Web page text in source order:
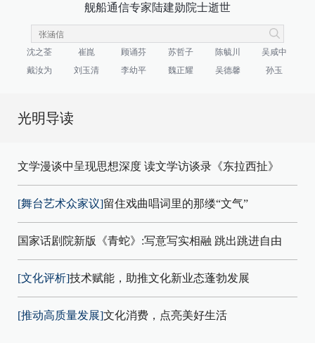
舰船通信专家陆建勋院士逝世
沈之荃 崔崑 顾诵芬 苏哲子 陈毓川
吴咸中
戴汝为
刘玉清 李幼平 魏正耀 吴德馨 孙玉
光明导读
文学漫谈中呈现思想深度 读文学访谈录《东拉西扯》
[舞台艺术众家议]留住戏曲唱词里的那缕“文气”
国家话剧院新版《青蛇》:写意写实相融 跳出跳进自由
[文化评析]技术赋能，助推文化新业态蓬勃发展
[推动高质量发展]文化消费，点亮美好生活